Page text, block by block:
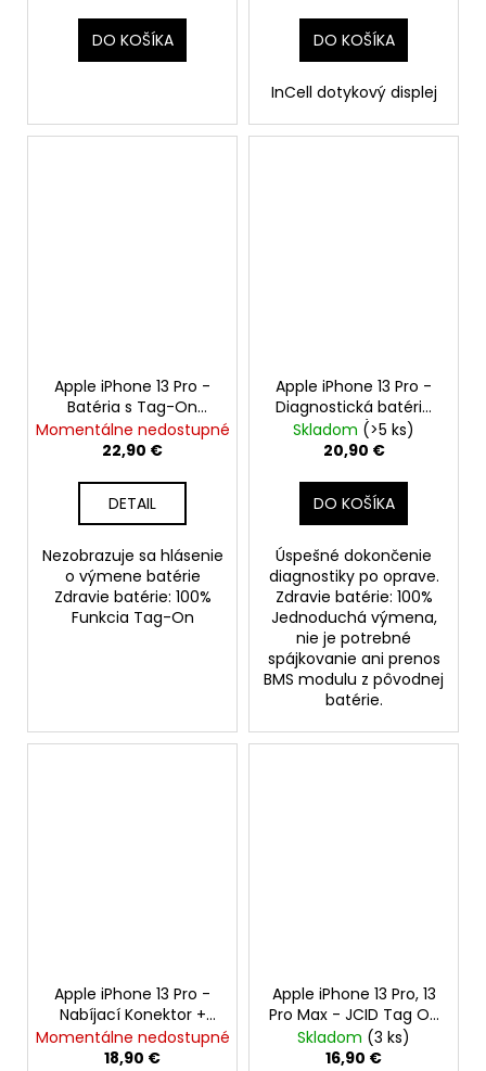
DO KOŠÍKA DO KOŠÍKA
InCell dotykový displej
Apple iPhone 13 Pro -
Batéria s Tag-On
funkciou zdravia
batérie 3095mAh
Momentálne nedostupné
22,90 €
DETAIL
Nezobrazuje sa hlásenie
o výmene batérie
Zdravie batérie: 100%
Funkcia Tag-On
Apple iPhone 13 Pro -
Diagnostická batéria
3095mAh (Zdravie
batérie: 100% - bez
diele)
Skladom (>5 ks)
20,90 €
DO KOŠÍKA
Úspešné dokončenie
diagnostiky po oprave.
Zdravie batérie: 100%
Jednoduchá výmena,
nie je potrebné
spájkovanie ani prenos
BMS modulu z pôvodnej
batérie.
Apple iPhone 13 Pro -
Nabíjací Konektor +
Mikrofón + Flex Kábel
Momentálne nedostupné
18,90 €
Apple iPhone 13 Pro, 13
Pro Max - JCID Tag On
Battery Repair Flex
Cable
Skladom (3 ks)
16,90 €